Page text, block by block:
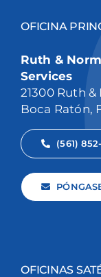
OFICINA
Ruth &
Services
21300 Ruth
Boca Ratón,
(561)
OFICINAS